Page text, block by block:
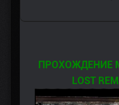
ПРОХОЖДЕНИЕ
LOST